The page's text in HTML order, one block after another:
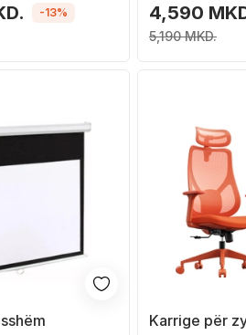
-13% 4,590
5,190 MKD.
Karrige për